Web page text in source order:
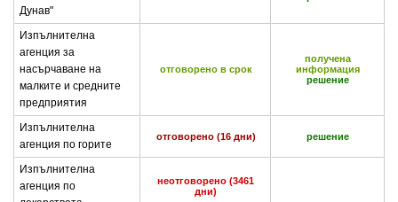
Дунав"
Изпълнителна
агенция за
насърчаване на
малките и средните
предприятия
отговорено в срок
получена
информация
решение
Изпълнителна
агенция по горите
отговорено (16 дни) решение
Изпълнителна
агенция по
неотговорено (3461
дни)